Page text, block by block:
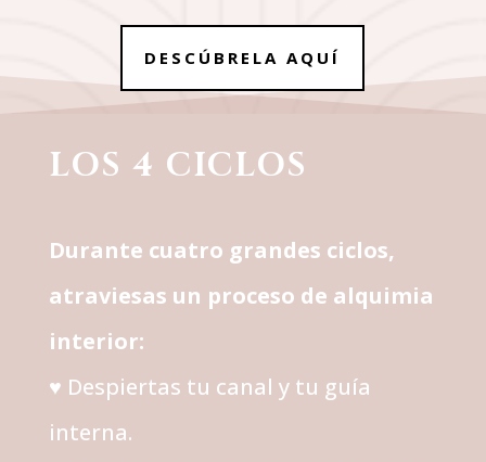
DESCÚBRELA AQUÍ
LOS 4 CICLOS
Durante cuatro grandes ciclos,
atraviesas un proceso de alquimia
interior:
♥ Despiertas tu canal y tu guía
interna.